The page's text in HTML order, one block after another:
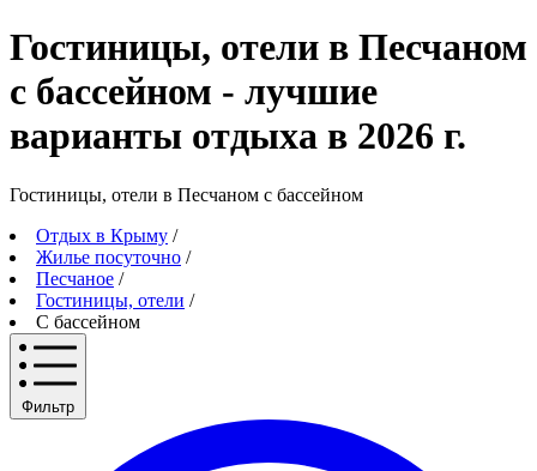
Гостиницы, отели в Песчаном
с бассейном - лучшие
варианты отдыха в 2026 г.
Гостиницы, отели в Песчаном c бассейном
Отдых в Крыму /
Жилье посуточно /
Песчаное /
Гостиницы, отели /
С бассейном
Фильтр